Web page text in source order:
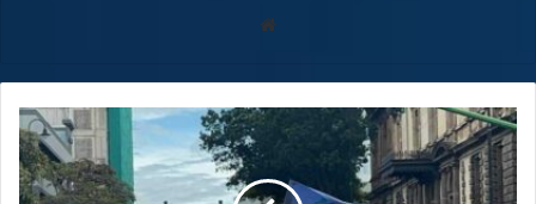
(FOTOS)
Cientos
de
trabajadores